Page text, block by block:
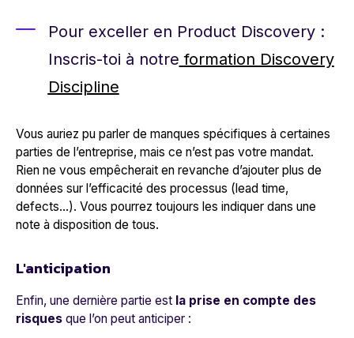
Pour exceller en Product Discovery :
Inscris-toi à notre formation Discovery
Discipline
Vous auriez pu parler de manques spécifiques à certaines
parties de l’entreprise, mais ce n’est pas votre mandat.
Rien ne vous empêcherait en revanche d’ajouter plus de
données sur l’efficacité des processus (lead time,
defects…). Vous pourrez toujours les indiquer dans une
note à disposition de tous.
L'anticipation
Enfin, une dernière partie est la prise en compte des
risques que l’on peut anticiper :